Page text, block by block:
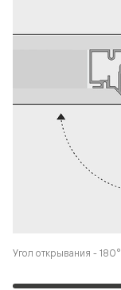
Угол открывания - 180°